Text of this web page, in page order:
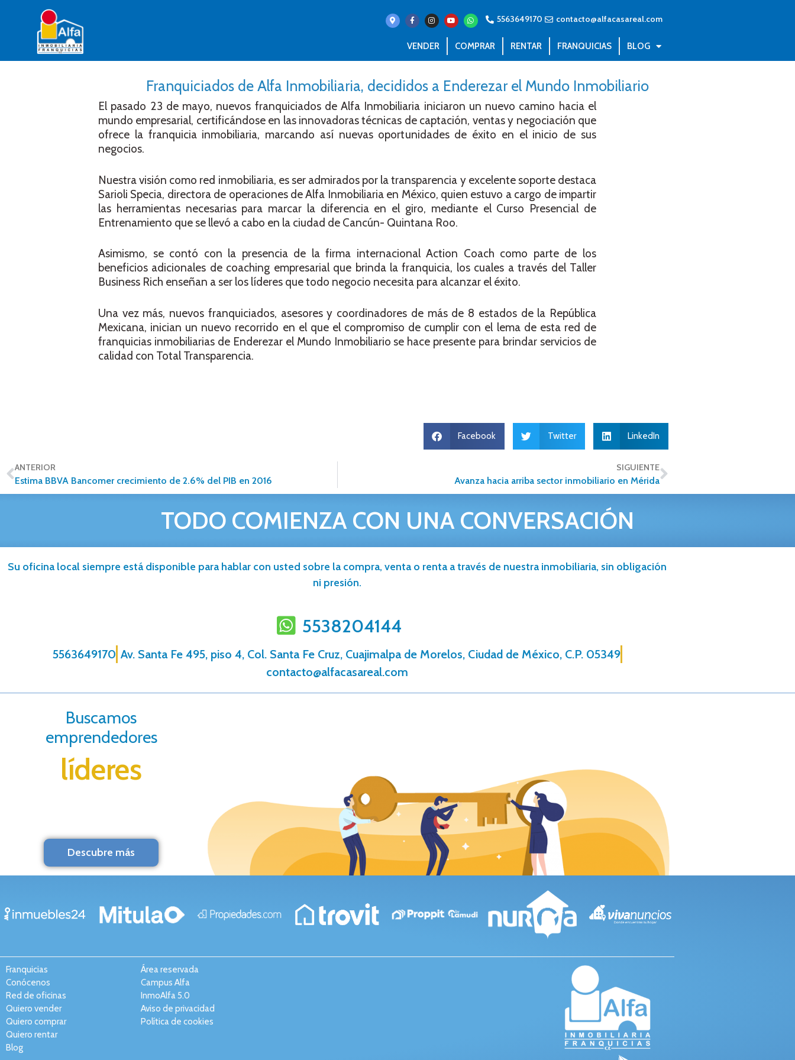
5563649170 contacto@alfacasareal.com
VENDER COMPRAR RENTAR FRANQUICIAS BLOG
Franquiciados de Alfa Inmobiliaria, decididos a Enderezar el Mundo Inmobiliario
El pasado 23 de mayo, nuevos franquiciados de Alfa Inmobiliaria iniciaron un nuevo camino hacia el
mundo empresarial, certificándose en las innovadoras técnicas de captación, ventas y negociación que
ofrece la franquicia inmobiliaria, marcando así nuevas oportunidades de éxito en el inicio de sus
negocios.
Nuestra visión como red inmobiliaria, es ser admirados por la transparencia y excelente soporte destaca
Sarioli Specia, directora de operaciones de Alfa Inmobiliaria en México, quien estuvo a cargo de impartir
las herramientas necesarias para marcar la diferencia en el giro, mediante el Curso Presencial de
Entrenamiento que se llevó a cabo en la ciudad de Cancún- Quintana Roo.
Asimismo, se contó con la presencia de la firma internacional Action Coach como parte de los
beneficios adicionales de coaching empresarial que brinda la franquicia, los cuales a través del Taller
Business Rich enseñan a ser los líderes que todo negocio necesita para alcanzar el éxito.
Una vez más, nuevos franquiciados, asesores y coordinadores de más de 8 estados de la República
Mexicana, inician un nuevo recorrido en el que el compromiso de cumplir con el lema de esta red de
franquicias inmobiliarias de Enderezar el Mundo Inmobiliario se hace presente para brindar servicios de
calidad con Total Transparencia.
Facebook Twitter LinkedIn
ANTERIOR
Estima BBVA Bancomer crecimiento de 2.6% del PIB en 2016
SIGUIENTE
Avanza hacia arriba sector inmobiliario en Mérida
TODO COMIENZA CON UNA CONVERSACIÓN
Su oficina local siempre está disponible para hablar con usted sobre la compra, venta o renta a través de nuestra inmobiliaria, sin obligación
ni presión.
5538204144
5563649170 Av. Santa Fe 495, piso 4, Col. Santa Fe Cruz, Cuajimalpa de Morelos, Ciudad de México, C.P. 05349
contacto@alfacasareal.com
Buscamos
emprendedores
líderes
Descubre más
Franquicias
Conócenos
Red de oficinas
Quiero vender
Quiero comprar
Quiero rentar
Blog
Área reservada
Campus Alfa
InmoAlfa 5.0
Aviso de privacidad
Política de cookies